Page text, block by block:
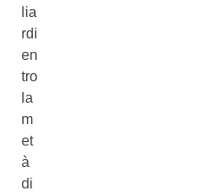
lia
rdi
en
tro
la
m
et
à
di